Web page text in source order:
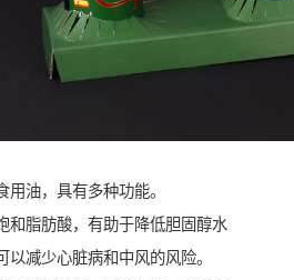
油，具有多种功能。
和脂肪酸，有助于降低胆固醇水
减少心脏病和中风的风险。